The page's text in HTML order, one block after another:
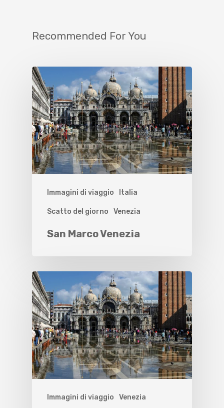
Recommended For You
Immagini di viaggio Italia
Scatto del giorno Venezia
San Marco Venezia
Immagini di viaggio Venezia